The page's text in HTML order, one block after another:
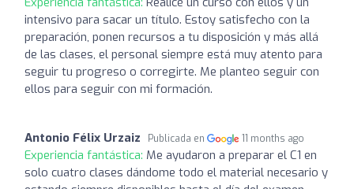
intensivo para sacar un título. Estoy satisfecho con la
preparación, ponen recursos a tu disposición y más allá
de las clases, el personal siempre está muy atento para
seguir tu progreso o corregirte. Me planteo seguir con
ellos para seguir con mi formación.
Antonio Félix Urzaiz Publicada en 11 months ago
Experiencia fantástica: Me ayudaron a preparar el C1 en
solo cuatro clases dándome todo el material necesario y